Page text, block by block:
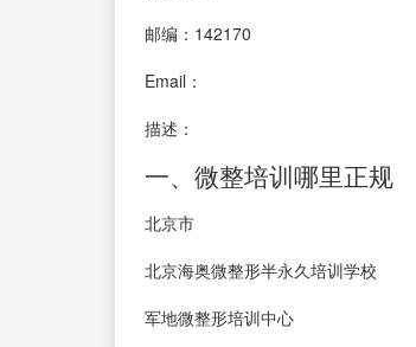
邮编：142170
Email：
描述：
一、微整培训哪里正规
北京市
北京海奥微整形半永久培训学校
军地微整形培训中心